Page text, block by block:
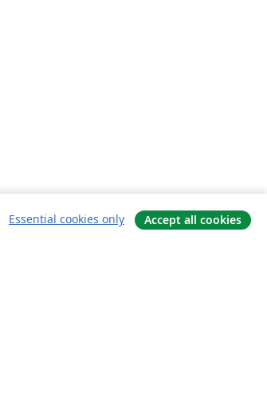
Essential cookies only Accept all cookies